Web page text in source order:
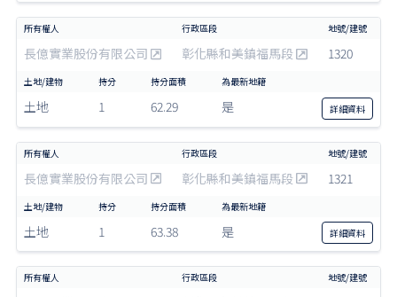
長億實業股份有限公司 彰化縣和美鎮福馬段 1320
土地 1 62.29 是 詳細資料
長億實業股份有限公司 彰化縣和美鎮福馬段 1321
土地 1 63.38 是 詳細資料